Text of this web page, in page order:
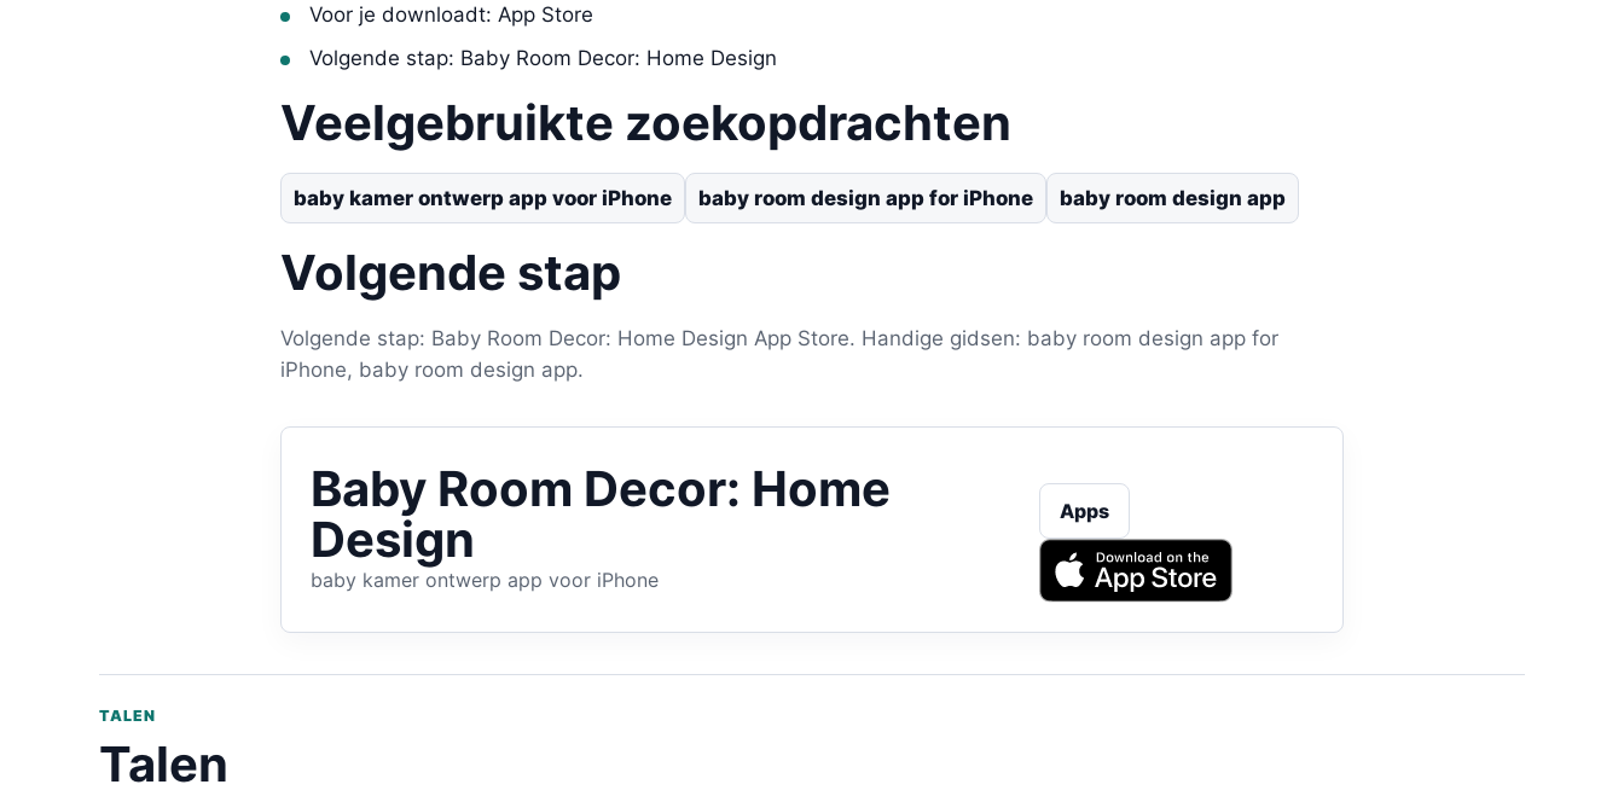
Voor je downloadt: App Store
Volgende stap: Baby Room Decor: Home Design
Veelgebruikte zoekopdrachten
baby kamer ontwerp app voor iPhone baby room design app for iPhone baby room design app
Volgende stap
Volgende stap: Baby Room Decor: Home Design App Store. Handige gidsen: baby room design app for
iPhone, baby room design app.
Baby Room Decor: Home
Design
baby kamer ontwerp app voor iPhone
Apps
TALEN
Talen